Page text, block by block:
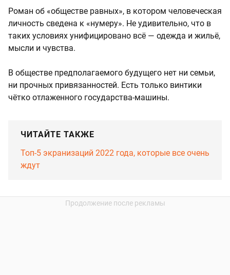
Роман об «обществе равных», в котором человеческая
личность сведена к «нумеру». Не удивительно, что в
таких условиях унифицировано всё — одежда и жильё,
мысли и чувства.
В обществе предполагаемого будущего нет ни семьи,
ни прочных привязанностей. Есть только винтики
чётко отлаженного государства-машины.
ЧИТАЙТЕ ТАКЖЕ
Топ-5 экранизаций 2022 года, которые все очень
ждут